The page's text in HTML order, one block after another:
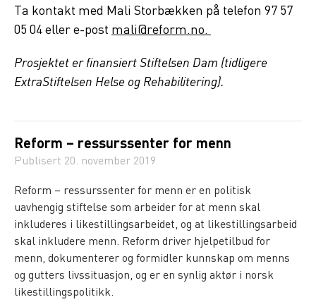
Ta kontakt med Mali Storbækken på telefon 97 57
05 04 eller e-postmali@reform.no.
Prosjektet er finansiert Stiftelsen Dam (tidligere
ExtraStiftelsen Helse og Rehabilitering).
Reform – ressurssenter for menn
Publisert 20. november 2019
Reform – ressurssenter for menn er en politisk
uavhengig stiftelse som arbeider for at menn skal
inkluderes i likestillingsarbeidet, og at likestillingsarbeid
skal inkludere menn. Reform driver hjelpetilbud for
menn, dokumenterer og formidler kunnskap om menns
og gutters livssituasjon, og er en synlig aktør i norsk
likestillingspolitikk.